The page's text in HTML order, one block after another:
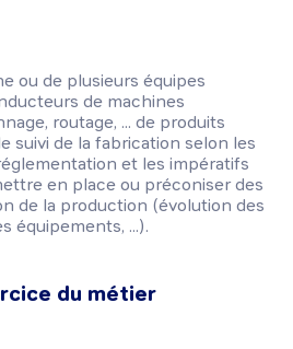
ou de plusieurs équipes
de machines
routage, ... de produits
suivi de la fabrication selon les
et les impératifs
en place ou préconiser des
de la production (évolution des
équipements, ...).
du métier